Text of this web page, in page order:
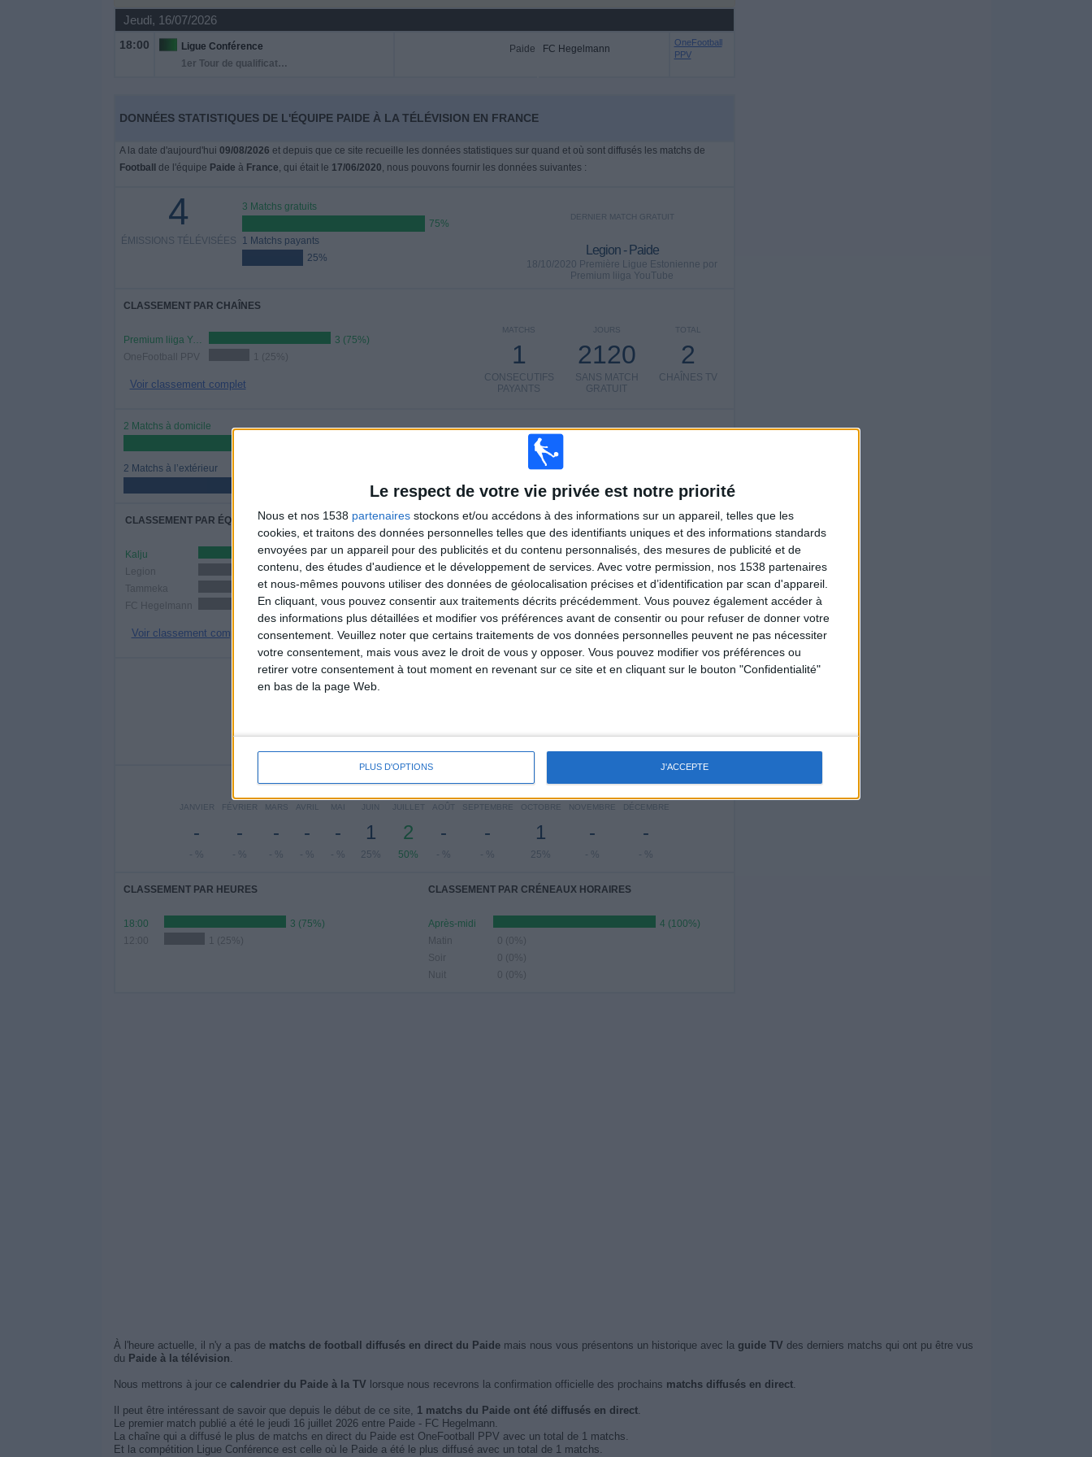
Le respect de votre vie privée est notre priorité
Nous et nos 1538 partenaires stockons et/ou accédons à des informations sur un appareil, telles que les
cookies, et traitons des données personnelles telles que des identifiants uniques et des informations standards
envoyées par un appareil pour des publicités et du contenu personnalisés, des mesures de publicité et de
contenu, des études d'audience et le développement de services. Avec votre permission, nos 1538 partenaires
et nous-mêmes pouvons utiliser des données de géolocalisation précises et d’identification par scan d'appareil.
En cliquant, vous pouvez consentir aux traitements décrits précédemment. Vous pouvez également accéder à
des informations plus détaillées et modifier vos préférences avant de consentir ou pour refuser de donner votre
consentement. Veuillez noter que certains traitements de vos données personnelles peuvent ne pas nécessiter
votre consentement, mais vous avez le droit de vous y opposer. Vous pouvez modifier vos préférences ou
retirer votre consentement à tout moment en revenant sur ce site et en cliquant sur le bouton "Confidentialité"
en bas de la page Web.
PLUS D'OPTIONS J'ACCEPTE
Jeudi, 16/07/2026
18:00
Ligue Conférence
1er Tour de qualification
Paide FC Hegelmann
OneFootball
PPV
DONNÉES STATISTIQUES DE L'ÉQUIPE PAIDE À LA TÉLÉVISION EN FRANCE
A la date d'aujourd'hui 09/08/2026 et depuis que ce site recueille les données statistiques sur quand et où sont diffusés les matchs de
Football
de l'équipe Paide à France, qui était le 17/06/2020, nous pouvons fournir les données suivantes :
4
ÉMISSIONS TÉLÉVISÉES
3 Matchs gratuits
75%
1 Matchs payants
25%
DERNIER MATCH GRATUIT
Legion - Paide
18/10/2020 Première Ligue Estonienne por
Premium liiga YouTube
CLASSEMENT PAR CHAÎNES
Premium liiga YouTube
3 (75%)
OneFootball PPV
1 (25%)
Voir classement complet
TOTAL
2
CHAÎNES TV
JOURS
2120
SANS MATCH
GRATUIT
MATCHS
1
CONSECUTIFS
PAYANTS
2 Matchs à domicile
2 Matchs à l’extérieur
TOTAL
2
CLASSEMENT PAR ÉQUIPES
Kalju
1 (25%)
Legion
1 (25%)
Tammeka
1 (25%)
FC Hegelmann
1 (25%)
Voir classement complet
CLASSEMENT PAR COMPÉTITIONS
Première Ligue Estonienne
3 (75%)
Ligue Conférence
1 (25%)
Voir classement complet
NOMBRE DE MATCHS PAR JOUR DE LA SEMAINE
NOMBRE DE MATCHS PAR MOIS
JANVIER
-
- %
FÉVRIER
-
- %
MARS
-
- %
AVRIL
-
- %
MAI
-
- %
JUIN
1
25%
JUILLET
2
50%
AOÛT
-
- %
SEPTEMBRE
-
- %
OCTOBRE
1
25%
NOVEMBRE
-
- %
DÉCEMBRE
-
- %
CLASSEMENT PAR HEURES
18:00
3 (75%)
12:00
1 (25%)
CLASSEMENT PAR CRÉNEAUX HORAIRES
Après-midi
4 (100%)
Matin
0 (0%)
Soir
0 (0%)
Nuit
0 (0%)
À l'heure actuelle, il n'y a pas de matchs de football diffusés en direct du Paidemais nous vous présentons un historique avec la guide TV des derniers matchs qui ont pu être vus
du Paide à la télévision.
Nous mettrons à jour ce calendrier du Paide à la TV lorsque nous recevrons la confirmation officielle des prochains matchs diffusés en direct.
Il peut être intéressant de savoir que depuis le début de ce site, 1 matchs du Paide ont été diffusés en direct.
Le premier match publié a été le jeudi 16 juillet 2026 entre Paide - FC Hegelmann.
La chaîne qui a diffusé le plus de matchs en direct du Paide est OneFootball PPV avec un total de 1 matchs.
Et la compétition Ligue Conférence est celle où le Paide a été le plus diffusé avec un total de 1 matchs.